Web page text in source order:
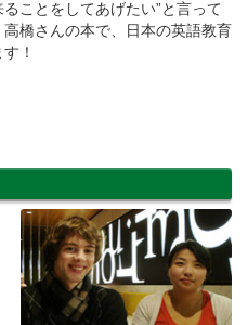
ことをしてあげたい”と言って
橋さんの本で、日本の英語教育
！